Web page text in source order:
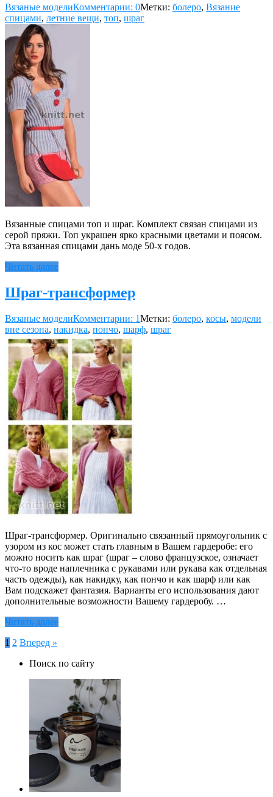
Вязаные моделиКомментарии: 0Метки: болеро, Вязание
спицами, летние вещи, топ, шраг
Вязанные спицами топ и шраг. Комплект связан спицами из
серой пряжи. Топ украшен ярко красными цветами и поясом.
Эта вязанная спицами дань моде 50-х годов.
Читать далее
Шраг-трансформер
Вязаные моделиКомментарии: 1Метки: болеро, косы, модели
вне сезона, накидка, пончо, шарф, шраг
Шраг-трансформер. Оригинально связанный прямоугольник с
узором из кос может стать главным в Вашем гардеробе: его
можно носить как шраг (шраг – слово французское, означает
что-то вроде наплечника с рукавами или рукава как отдельная
часть одежды), как накидку, как пончо и как шарф или как
Вам подскажет фантазия. Варианты его использования дают
дополнительные возможности Вашему гардеробу. …
Читать далее
Пагинация
записей
1 2 Вперед »
Поиск по сайту